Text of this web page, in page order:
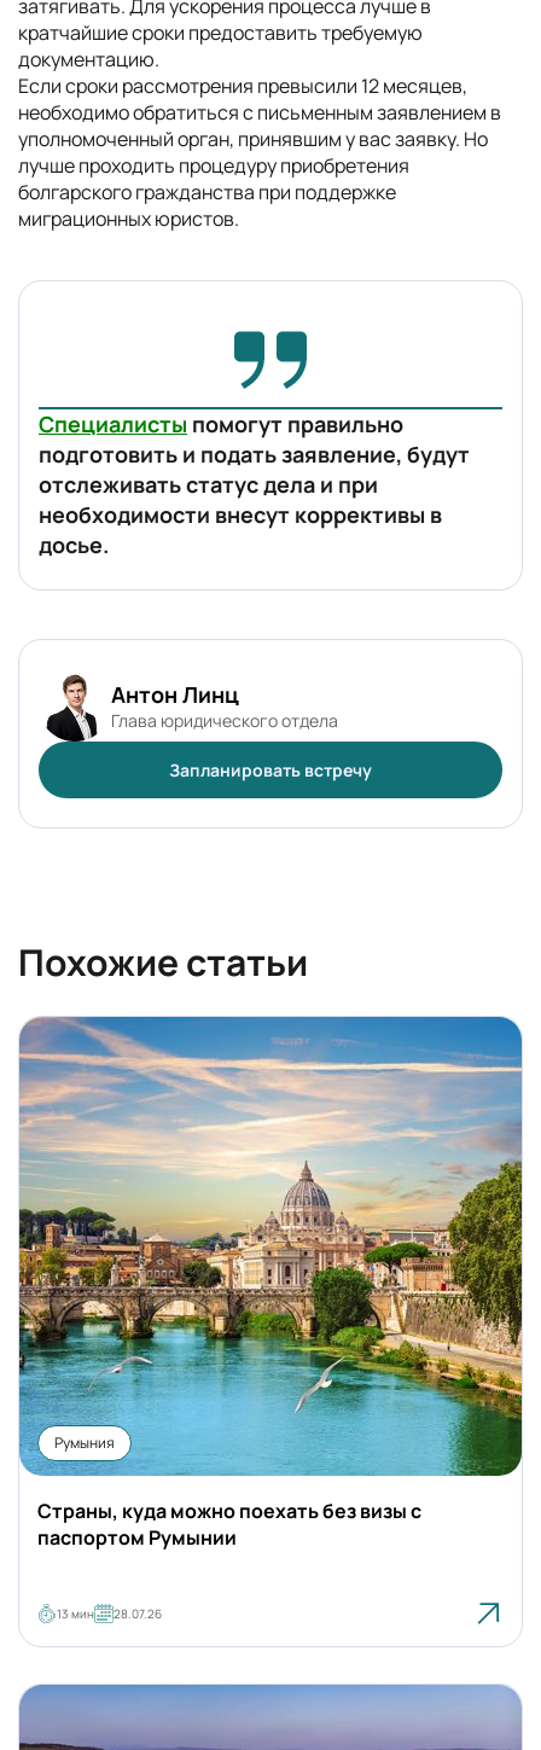
затягивать. Для ускорения процесса лучше в
кратчайшие сроки предоставить требуемую
документацию.
Если сроки рассмотрения превысили 12 месяцев,
необходимо обратиться с письменным заявлением в
уполномоченный орган, принявшим у вас заявку. Но
лучше проходить процедуру приобретения
болгарского гражданства при поддержке
миграционных юристов.
Специалисты помогут правильно
подготовить и подать заявление, будут
отслеживать статус дела и при
необходимости внесут коррективы в
досье.
Антон Линц
Глава юридического отдела
Запланировать встречу
Похожие статьи
Румыния
Страны, куда можно поехать без визы с
паспортом Румынии
13 мин 28.07.26